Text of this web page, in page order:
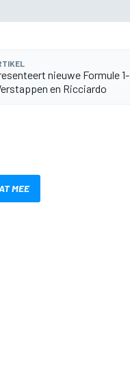
nieuwe Formule 1-
en Ricciardo
MEE